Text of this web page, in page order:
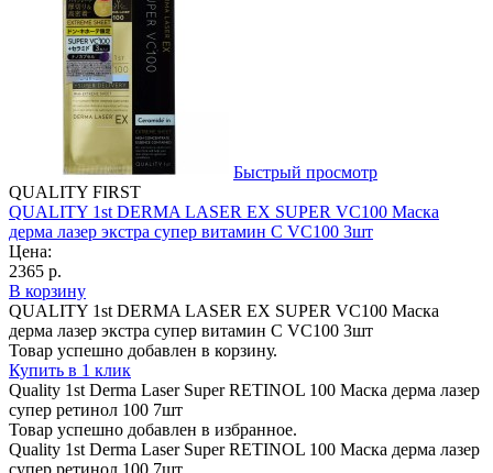
Быстрый просмотр
QUALITY FIRST
QUALITY 1st DERMA LASER EX SUPER VC100 Маска
дерма лазер экстра супер витамин С VC100 3шт
Цена:
2365 р.
В корзину
QUALITY 1st DERMA LASER EX SUPER VC100 Маска
дерма лазер экстра супер витамин С VC100 3шт
Товар успешно добавлен в корзину.
Купить в 1 клик
Quality 1st Derma Laser Super RETINOL 100 Маска дерма лазер
супер ретинол 100 7шт
Товар успешно добавлен в избранное.
Quality 1st Derma Laser Super RETINOL 100 Маска дерма лазер
супер ретинол 100 7шт